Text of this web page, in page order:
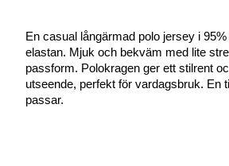
En casual långärmad polo jersey i
elastan. Mjuk och bekväm med lite
passform. Polokragen ger ett stilrent
utseende, perfekt för vardagsbruk. En
passar.